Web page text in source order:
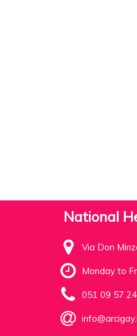
National
Via Don
Monday to
051 09 57